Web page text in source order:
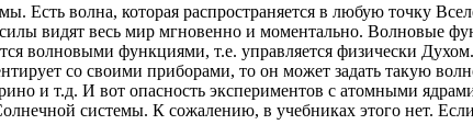
Есть волна, которая распространяется в любую точку
видят весь мир мгновенно и моментально. Волновые
волновыми функциями, т.е. управляется физически
со своими приборами, то он может задать такую
и т.д. И вот опасность экспериментов с атомными
системы. К сожалению, в учебниках этого нет.